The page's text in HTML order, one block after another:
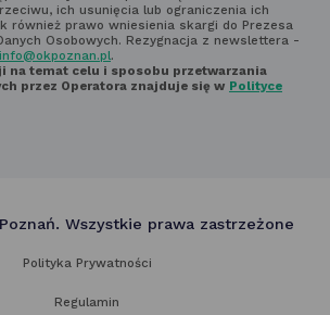
ich usunięcia lub ograniczenia ich
również prawo wniesienia skargi do Prezesa
Osobowych. Rezygnacja z newslettera -
info@okpoznan.pl.
na temat celu i sposobu przetwarzania
przez Operatora znajduje się w Polityce
Wszystkie prawa zastrzeżone
Polityka Prywatności
Regulamin